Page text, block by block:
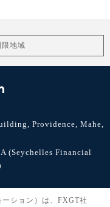
地域
Providence, Mahe,
(Seychelles Financial
ション）は、FXGT社